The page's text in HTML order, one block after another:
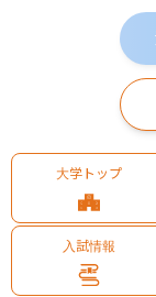
大学トップ
入試情報